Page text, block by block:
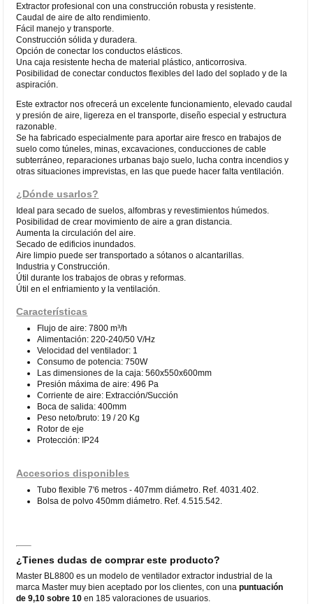
Extractor profesional con una construcción robusta y resistente.
Caudal de aire de alto rendimiento.
Fácil manejo y transporte.
Construcción sólida y duradera.
Opción de conectar los conductos elásticos.
Una caja resistente hecha de material plástico, anticorrosiva.
Posibilidad de conectar conductos flexibles del lado del soplado y de la
aspiración.
Este extractor nos ofrecerá un excelente funcionamiento, elevado caudal
y presión de aire, ligereza en el transporte, diseño especial y estructura
razonable.
Se ha fabricado especialmente para aportar aire fresco en trabajos de
suelo como túneles, minas, excavaciones, conducciones de cable
subterráneo, reparaciones urbanas bajo suelo, lucha contra incendios y
otras situaciones imprevistas, en las que puede hacer falta ventilación.
¿Dónde usarlos?
Ideal para secado de suelos, alfombras y revestimientos húmedos.
Posibilidad de crear movimiento de aire a gran distancia.
Aumenta la circulación del aire.
Secado de edificios inundados.
Aire limpio puede ser transportado a sótanos o alcantarillas.
Industria y Construcción.
Útil durante los trabajos de obras y reformas.
Útil en el enfriamiento y la ventilación.
Características
Flujo de aire: 7800 m³/h
Alimentación: 220-240/50 V/Hz
Velocidad del ventilador: 1
Consumo de potencia: 750W
Las dimensiones de la caja: 560x550x600mm
Presión máxima de aire: 496 Pa
Corriente de aire: Extracción/Succión
Boca de salida: 400mm
Peso neto/bruto: 19 / 20 Kg
Rotor de eje
Protección: IP24
Accesorios disponibles
Tubo flexible 7'6 metros - 407mm diámetro. Ref. 4031.402.
Bolsa de polvo 450mm diámetro. Ref. 4.515.542.
¿Tienes dudas de comprar este producto?
Master BL8800 es un modelo de ventilador extractor industrial de la
marca Master muy bien aceptado por los clientes, con unapuntuación
de 9,10 sobre 10 en 185 valoraciones de usuarios.